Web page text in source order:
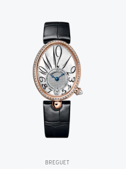
BREGUET